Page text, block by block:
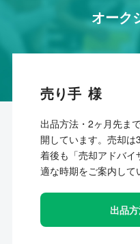
オーク
売り手
出品方法・2ヶ月先ま
開しています。売却
着後も「売却アドバ
適な時期をご案内して
出品